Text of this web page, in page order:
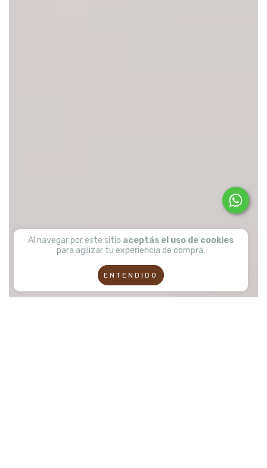
Al navegar por este sitio aceptás el uso de cookies
para agilizar tu experiencia de compra.
ENTENDIDO